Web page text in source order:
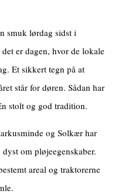
smuk lørdag sidst i
er dagen, hvor de lokale
Et sikkert tegn på at
står for døren. Sådan har
stolt og god tradition.
og Solkær har
om pløjeegenskaber.
areal og traktorerne